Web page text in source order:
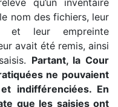
nom des fichiers, leur
et leur empreinte
avait été remis, ainsi
Partant, la Cour
ne pouvaient
indifférenciées. En
que les saisies ont